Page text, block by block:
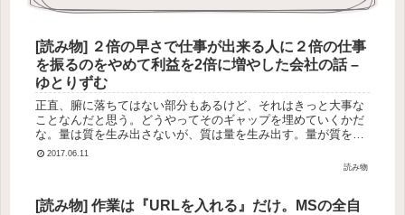
[読み物] ２倍の早さで仕事が出来る人に２倍の仕事
を振るのをやめて利益を2倍に増やした会社の話 –
ゆとりずむ
正直、腑に落ちてはない部分もあるけど、それはきっと大事な
ことなんだと思う。どうやってそのギャップを埋めていくかだ
な。量は質を生み出さないが、質は量を生み出す。量が質を生
み出すような仕事があったとしても、それは時間さえかければ
2017.06.11
読み物
[読み物] 作業は『URLを入れる』だけ。MSの全自